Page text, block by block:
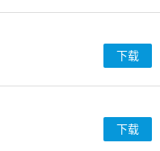
下载
下载